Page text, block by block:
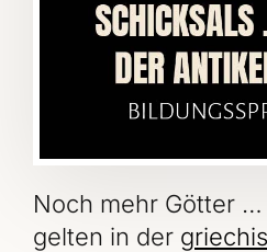
Noch mehr Götter
gelten in der